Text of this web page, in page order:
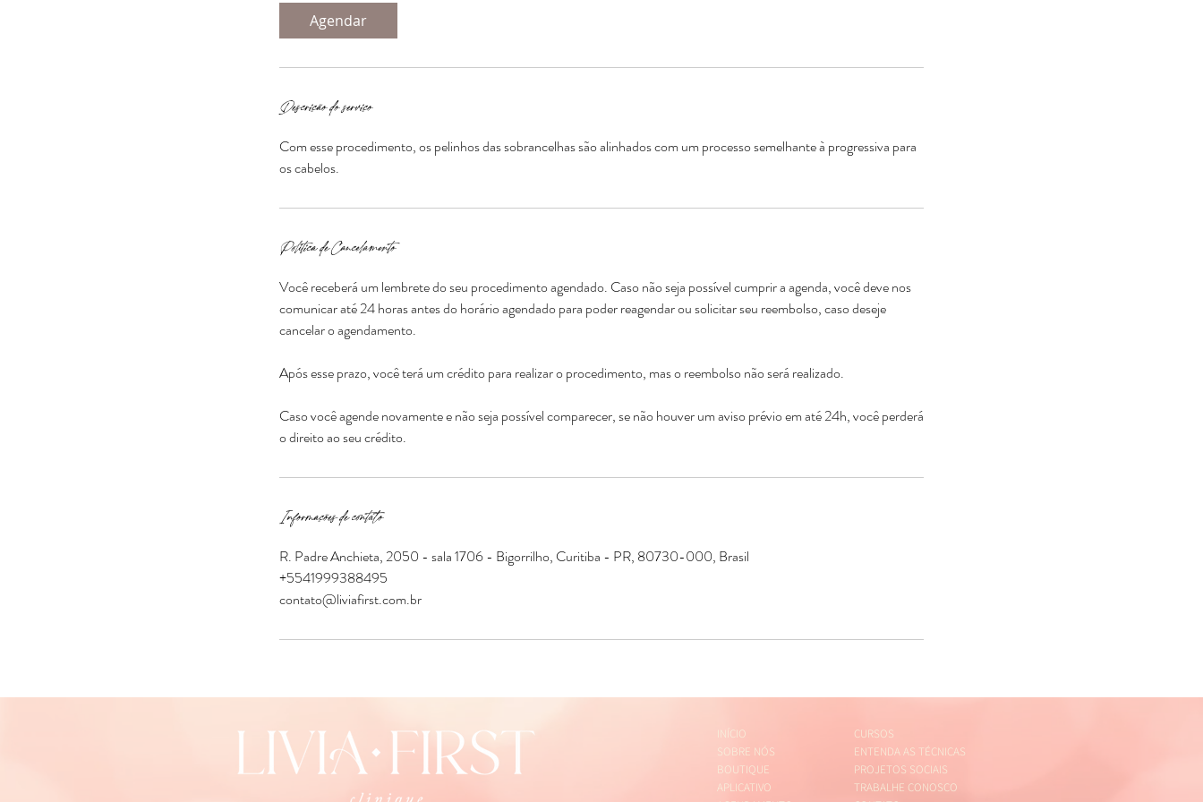
i
Agendar
Descrição do serviço
Com esse procedimento, os pelinhos das sobrancelhas são alinhados com um processo semelhante à progressiva para
os cabelos.
Política de Cancelamento
Você receberá um lembrete do seu procedimento agendado. Caso não seja possível cumprir a agenda, você deve nos
comunicar até 24 horas antes do horário agendado para poder reagendar ou solicitar seu reembolso, caso deseje
cancelar o agendamento.
Após esse prazo, você terá um crédito para realizar o procedimento, mas o reembolso não será realizado.
Caso você agende novamente e não seja possível comparecer, se não houver um aviso prévio em até 24h, você perderá
Informações de contato
R. Padre Anchieta, 2050 - sala 1706 - Bigorrilho, Curitiba - PR, 80730-000, Brasil
+5541999388495
contato@liviafirst.com.br
INÍCIO
SOBRE NÓS
BOUTIQUE
APLICATIVO
CURSOS
ENTENDA AS TÉCNICAS
PROJETOS SOCIAIS
TRABALHE CONOSCO